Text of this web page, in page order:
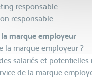
responsable
responsable
la marque employeur
la marque employeur ?
salariés et potentielles
de la marque